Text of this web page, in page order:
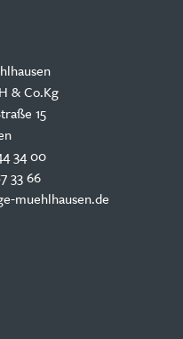
& Co.Kg
15
34 00
33 66
muehlhausen.de